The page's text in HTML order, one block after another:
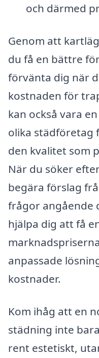
och därmed
Genom att
du få en bättre
förvänta dig när
kostnaden för
kan också vara
olika städföretag
den kvalitet som
När du söker
begära förslag
frågor angående
hjälpa dig att få
anpassade
kostnader.
Kom ihåg att en
städning inte
rent estetiskt,